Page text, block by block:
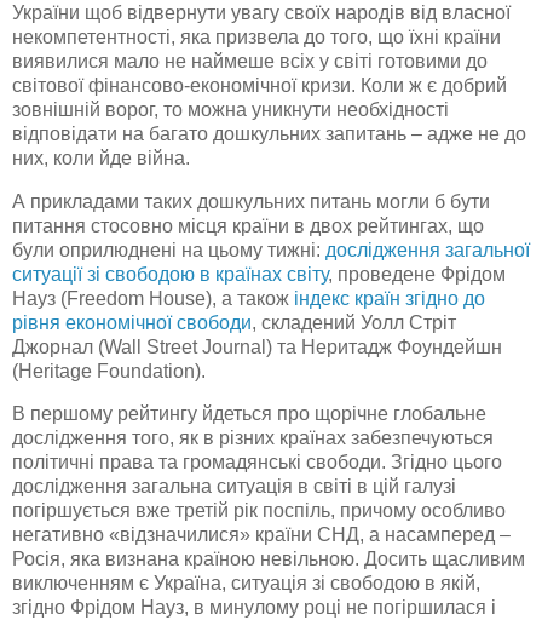
України щоб відвернути увагу своїх народів від власної
некомпетентності, яка призвела до того, що їхні країни
виявилися мало не наймеше всіх у світі готовими до
світової фінансово-економічної кризи. Коли ж є добрий
зовнішній ворог, то можна уникнути необхідності
відповідати на багато дошкульних запитань – адже не до
них, коли йде війна.
А прикладами таких дошкульних питань могли б бути
питання стосовно місця країни в двох рейтингах, що
були оприлюднені на цьому тижні: дослідження загальної
ситуації зі свободою в країнах світу, проведене Фрідом
Науз (Freedom House), а також індекс країн згідно до
рівня економічної свободи, складений Уолл Стріт
Джорнал (Wall Street Journal ) та Неритадж Фоундейшн
(Heritage Foundation).
В першому рейтингу йдеться про щорічне глобальне
дослідження того, як в різних країнах забезпечуються
політичні права та громадянські свободи. Згідно цього
дослідження загальна ситуація в світі в цій галузі
погіршується вже третій рік поспіль, причому особливо
негативно «відзначилися» країни СНД, а насамперед –
Росія, яка визнана країною невільною. Досить щасливим
виключенням є Україна, ситуація зі свободою в якій,
згідно Фрідом Науз, в минулому році не погіршилася і